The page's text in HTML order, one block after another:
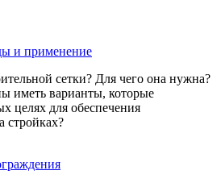
и применение
сетки? Для чего она нужна?
иметь варианты, которые
целях для обеспечения
стройках?